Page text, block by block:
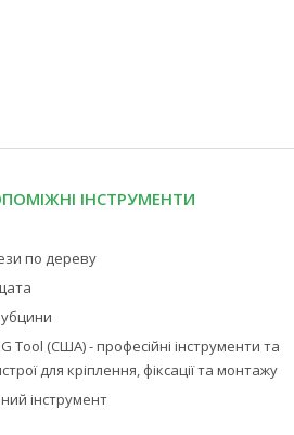
ІНСТРУМЕНТИ
по дереву
Tool (США) - професійні інструменти та
для кріплення, фіксації та монтажу
інструмент